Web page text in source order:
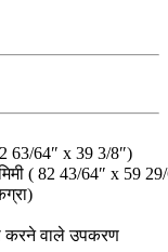
63/64″ x 39 3/8″)
( 82 43/64″ x 59
करने वाले उपकरण